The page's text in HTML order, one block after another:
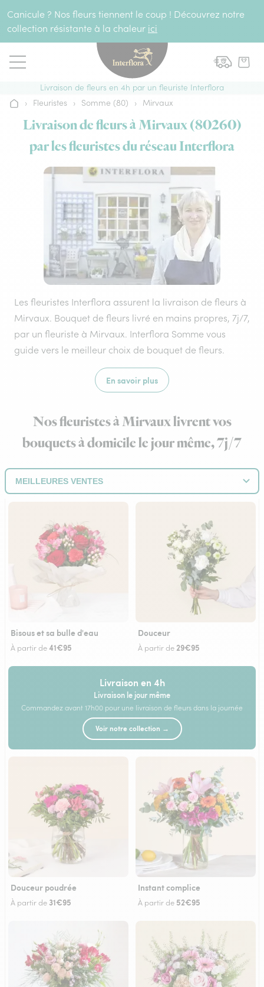
Canicule ? Nos fleurs tiennent le coup ! Découvrez notre
collection résistante à la chaleur ici
Livraison de fleurs en 4h par un fleuriste Interflora
Accueil
› Fleuristes › Somme (80) › Mirvaux
Livraison de fleurs à Mirvaux (80260)
par les fleuristes du réseau Interflora
Les fleuristes Interflora assurent la livraison de fleurs à
Mirvaux. Bouquet de fleurs livré en mains propres, 7j/7,
par un fleuriste à Mirvaux. Interflora Somme vous
guide vers le meilleur choix de bouquet de fleurs.
En savoir plus
Nos fleuristes à Mirvaux livrent vos
bouquets à domicile le jour même, 7j/7
Bisous et sa bulle d'eau
À partir de41€95
Douceur
À partir de 29€95
Livraison en 4h
Livraison le jour même
Commandez avant 17h00 pour une livraison de fleurs dans la journée
Voir notre collection →
Douceur poudrée
À partir de 31€95
Instant complice
À partir de 52€95